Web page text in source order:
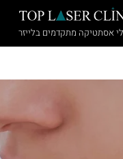
אסתטיקה מתקדמים בלייזר